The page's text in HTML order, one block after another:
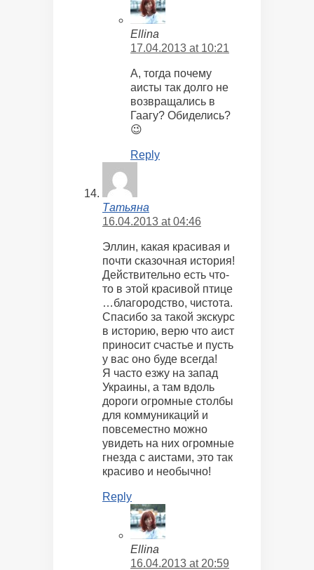
Ellina
17.04.2013 at 10:21
А, тогда почему
аисты так долго не
возвращались в
Гаагу? Обиделись?
😉
Reply
Татьяна
16.04.2013 at 04:46
Эллин, какая красивая и
почти сказочная история!
Действительно есть что-
то в этой красивой птице
…благородство, чистота.
Спасибо за такой экскурс
в историю, верю что аист
приносит счастье и пусть
у вас оно буде всегда!
Я часто езжу на запад
Украины, а там вдоль
дороги огромные столбы
для коммуникаций и
повсеместно можно
увидеть на них огромные
гнезда с аистами, это так
красиво и необычно!
Reply
Ellina
16.04.2013 at 20:59